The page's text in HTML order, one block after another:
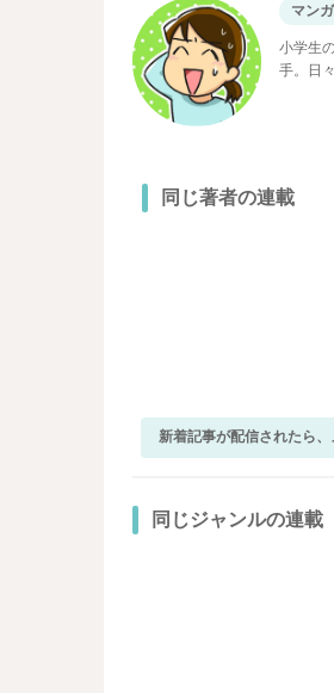
マン
小学生
手。日
同じ著者の連載
新着記事が配信されたら
同じジャンルの連載